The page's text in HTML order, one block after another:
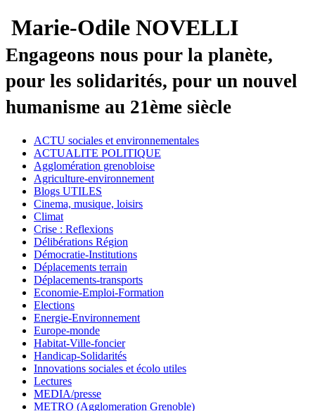
Marie-Odile NOVELLI
Engageons nous pour la planète,
pour les solidarités, pour un nouvel
humanisme au 21ème siècle
ACTU sociales et environnementales
ACTUALITE POLITIQUE
Agglomération grenobloise
Agriculture-environnement
Blogs UTILES
Cinema, musique, loisirs
Climat
Crise : Reflexions
Délibérations Région
Démocratie-Institutions
Déplacements terrain
Déplacements-transports
Economie-Emploi-Formation
Elections
Energie-Environnement
Europe-monde
Habitat-Ville-foncier
Handicap-Solidarités
Innovations sociales et écolo utiles
Lectures
MEDIA/presse
METRO (Agglomeration Grenoble)